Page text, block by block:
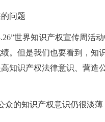
问题
世界知识产权宣传周活
。但是我们也要看到，知
知识产权法律意识、营造
众的知识产权意识仍很淡